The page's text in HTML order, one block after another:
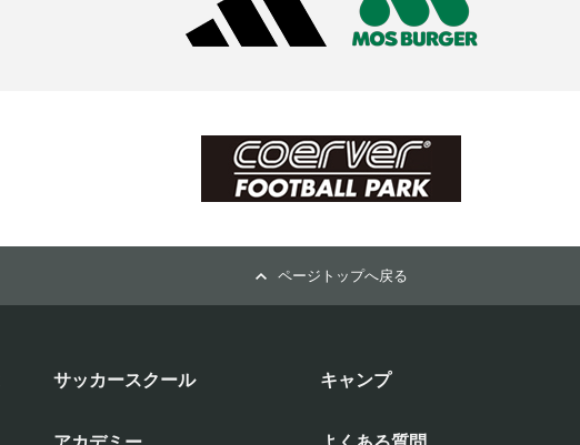
ページトップへ戻る
サッカースクール キャンプ